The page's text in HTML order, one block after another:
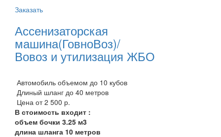
Заказать
Ассенизаторская
машина(ГовноВоз)/
Вовоз и утилизация ЖБО
Автомобиль объемом до 10 кубов
Длиный шланг до 40 метров
Цена от 2 500 р.
В стоимость входит :
объем бочки 3.25 м3
длина шланга 10 метров